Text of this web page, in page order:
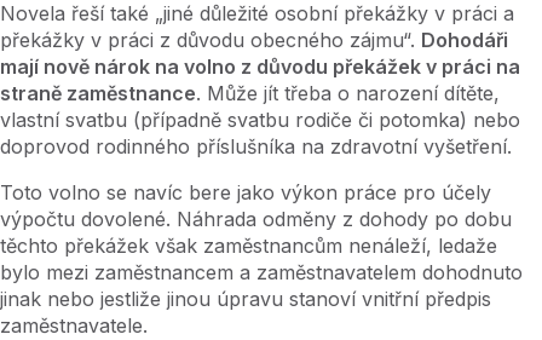
Novela řeší také „jiné důležité osobní překážky v práci a
překážky v práci z důvodu obecného zájmu“. Dohodáři
mají nově nárok na volno z důvodu překážek v práci na
straně zaměstnance. Může jít třeba o narození dítěte,
vlastní svatbu (případně svatbu rodiče či potomka) nebo
doprovod rodinného příslušníka na zdravotní vyšetření.
Toto volno se navíc bere jako výkon práce pro účely
výpočtu dovolené. Náhrada odměny z dohody po dobu
těchto překážek však zaměstnancům nenáleží, ledaže
bylo mezi zaměstnancem a zaměstnavatelem dohodnuto
jinak nebo jestliže jinou úpravu stanoví vnitřní předpis
zaměstnavatele.